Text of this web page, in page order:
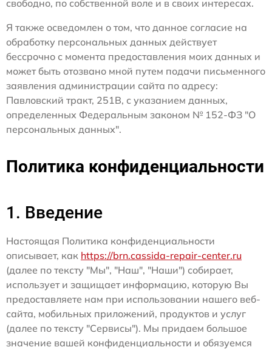
свободно, по собственной воле и в своих интересах.
Я также осведомлен о том, что данное согласие на
обработку персональных данных действует
бессрочно с момента предоставления моих данных и
может быть отозвано мной путем подачи письменного
заявления администрации сайта по адресу:
Павловский тракт, 251В, с указанием данных,
определенных Федеральным законом № 152-ФЗ "О
персональных данных".
Политика конфиденциальности
1. Введение
Настоящая Политика конфиденциальности
описывает, как https://brn.cassida-repair-center.ru
(далее по тексту "Мы", "Наш", "Наши") собирает,
использует и защищает информацию, которую Вы
предоставляете нам при использовании нашего веб-
сайта, мобильных приложений, продуктов и услуг
(далее по тексту "Сервисы"). Мы придаем большое
значение вашей конфиденциальности и обязуемся